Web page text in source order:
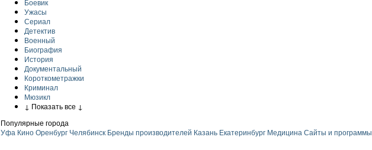
Ужасы
Сериал
Детектив
Военный
Биография
История
Документальный
Короткометражки
Криминал
Мюзикл
↓ Показать все ↓
Популярные города
Уфа КиноОренбург Челябинск Бренды производителей Казань Екатеринбург Медицина Сайты и программы